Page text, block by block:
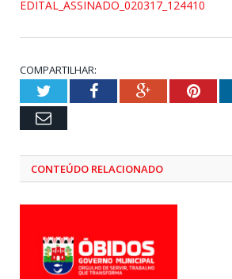
EDITAL_ASSINADO_020317_124410
COMPARTILHAR:
TwitterFacebookGoogle+
Email
CONTEÚDO RELACIONADO